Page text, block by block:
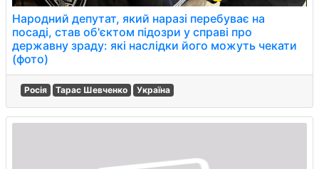
Народний депутат, який наразі перебуває на
посаді, став об'єктом підозри у справі про
державну зраду: які наслідки його можуть чекати
(фото)
Росія Тарас Шевченко Україна